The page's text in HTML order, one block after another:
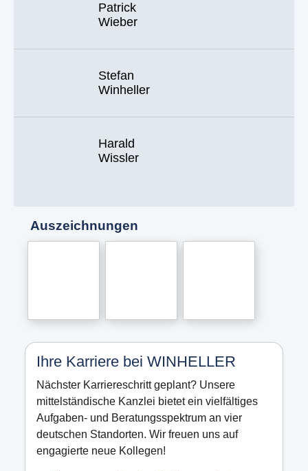
Patrick
Wieber
Stefan
Winheller
Harald
Wissler
Auszeichnungen
Ihre Karriere bei WINHELLER
Nächster Karriereschritt geplant? Unsere
mittelständische Kanzlei bietet ein vielfältiges
Aufgaben- und Beratungsspektrum an vier
deutschen Standorten. Wir freuen uns auf
engagierte neue Kollegen!